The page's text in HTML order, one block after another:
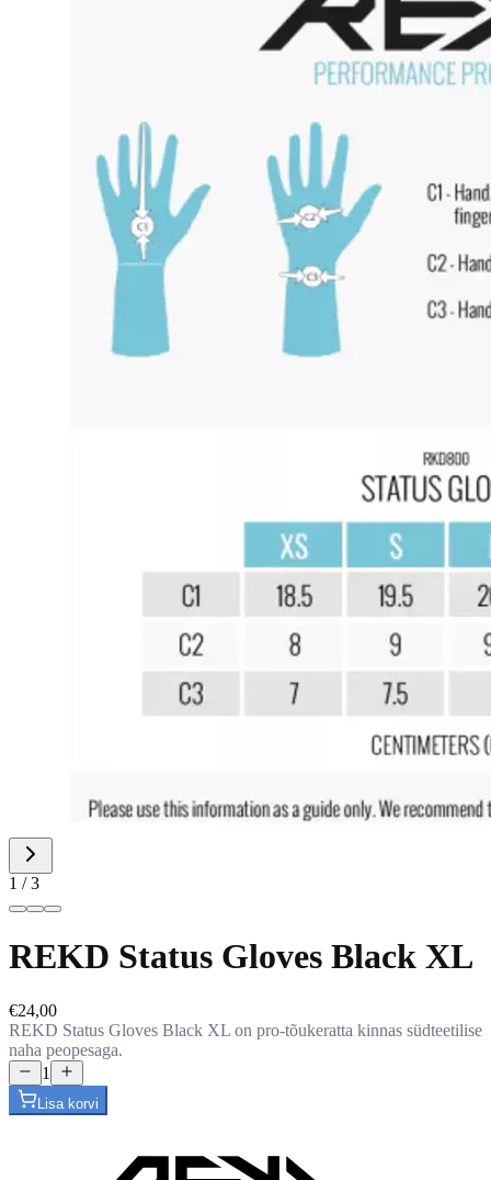
1 / 3
REKD Status Gloves Black XL
€24,00
REKD Status Gloves Black XL on pro-tõukeratta kinnas südteetilise
naha peopesaga.
1
Lisa korvi